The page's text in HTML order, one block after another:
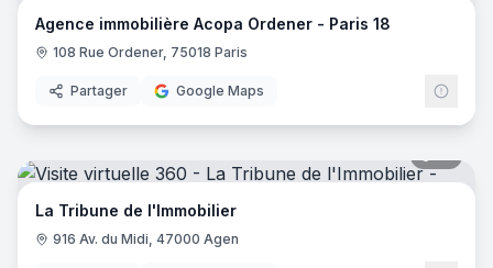
Agence immobilière Acopa Ordener - Paris 18
108 Rue Ordener, 75018 Paris
Partager Google Maps
La Tribune de l'Immobilier
916 Av. du Midi, 47000 Agen